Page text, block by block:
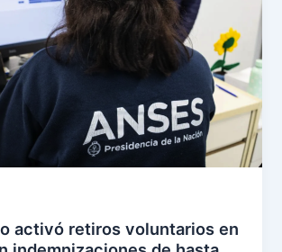
activó retiros voluntarios en